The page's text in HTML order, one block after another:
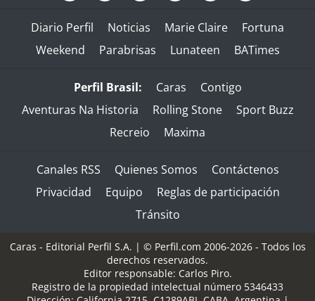
Diario Perfil Noticias Marie Claire
Fortuna
Weekend
Parabrisas Lunateen BATimes
Perfil Brasil: Caras
Contigo
Aventuras Na Historia
Rolling Stone
Sport Buzz
Recreio
Maxima
Canales RSS Quienes Somos
Contáctenos
Privacidad
Equipo
Reglas de participación
Tránsito
Caras - Editorial Perfil S.A. | © Perfil.com 2006-2026 - Todos los
derechos reservados.
Editor responsable: Carlos Piro.
Registro de la propiedad intelectual número 5346433